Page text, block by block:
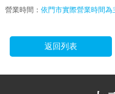
營業時間： 依門市實際營業時間為
返回列表